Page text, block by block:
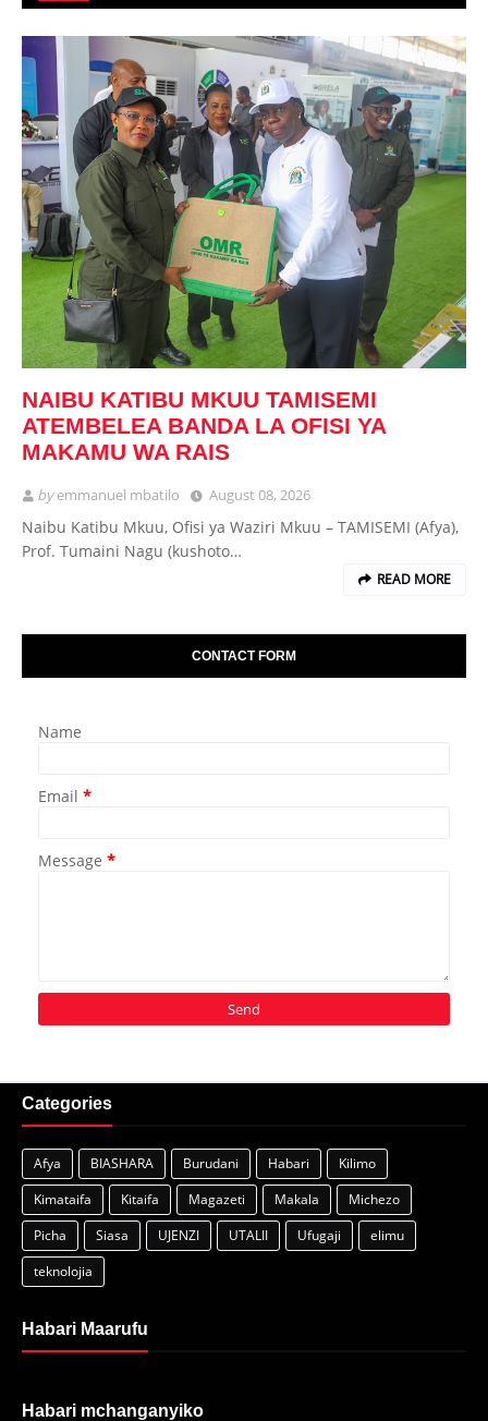
NAIBU KATIBU MKUU TAMISEMI
ATEMBELEA BANDA LA OFISI YA
MAKAMU WA RAIS
byemmanuel mbatilo August 08, 2026
Naibu Katibu Mkuu, Ofisi ya Waziri Mkuu – TAMISEMI (Afya),
Prof. Tumaini Nagu (kushoto…
READ MORE
CONTACT FORM
Name
Email *
Message *
Categories
Afya BIASHARA Burudani Habari
Kilimo
Kimataifa
Kitaifa Magazeti Makala
Michezo
Picha
Siasa UJENZI UTALII Ufugaji
elimu
teknolojia
Habari Maarufu
Habari mchanganyiko